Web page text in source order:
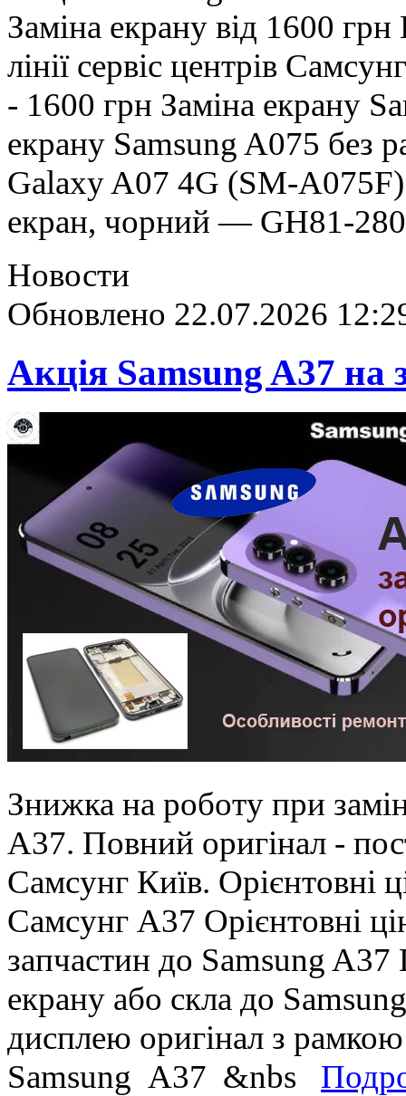
Заміна екрану від 1600
лінії сервіс центрів
- 1600 грн Заміна екрану
екрану Samsung A075
Galaxy A07 4G (SM-
екран, чорний — GH81-
Новости
Обновлено 22.07.2026
Акція Samsung A37 на
Знижка на роботу при
A37. Повний оригінал -
Самсунг Київ. Орієнтовні
Самсунг A37 Орієнтовні
запчастин до Samsung
екрану або скла до
дисплею оригінал з
Samsung A37 &nbs